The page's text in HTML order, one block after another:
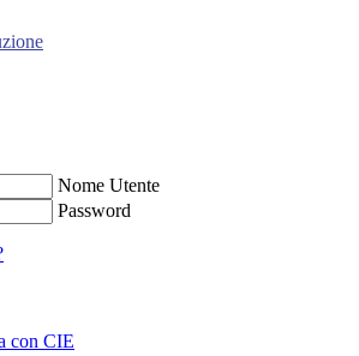
Nome Utente
Password
con CIE